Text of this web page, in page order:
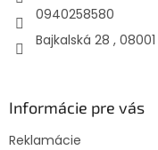
0940258580
Bajkalská 28 ,
Informácie pre vás
Reklamácie